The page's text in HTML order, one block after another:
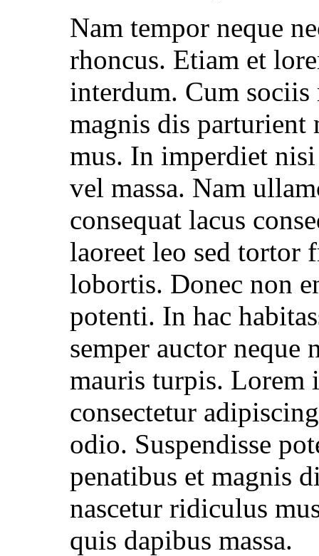
Nam tempor neque
rhoncus. Etiam et
interdum. Cum sociis
magnis dis parturient
mus. In imperdiet
vel massa. Nam
consequat lacus
laoreet leo sed tortor
lobortis. Donec non
potenti. In hac
semper auctor neque
mauris turpis. Lorem
consectetur
odio. Suspendisse
penatibus et magnis
nascetur ridiculus
quis dapibus massa.